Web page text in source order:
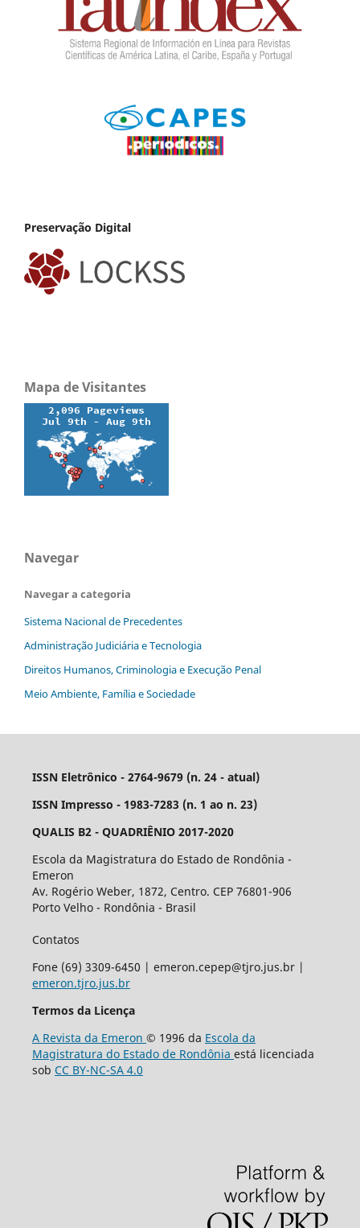
Preservação Digital
Mapa de Visitantes
Navegar
Navegar a categoria
Sistema Nacional de Precedentes
Administração Judiciária e Tecnologia
Direitos Humanos, Criminologia e Execução Penal
Meio Ambiente, Família e Sociedade
ISSN Eletrônico - 2764-9679 (n. 24 - atual)
ISSN Impresso - 1983-7283 (n. 1 ao n. 23)
QUALIS B2 - QUADRIÊNIO 2017-2020
Escola da Magistratura do Estado de Rondônia -
Emeron
Av. Rogério Weber, 1872, Centro. CEP 76801-906
Porto Velho - Rondônia - Brasil
Contatos
Fone (69) 3309-6450 | emeron.cepep@tjro.jus.br |
emeron.tjro.jus.br
Termos da Licença
A Revista da Emeron © 1996 da Escola da
Magistratura do Estado de Rondônia está licenciada
sob CC BY-NC-SA 4.0